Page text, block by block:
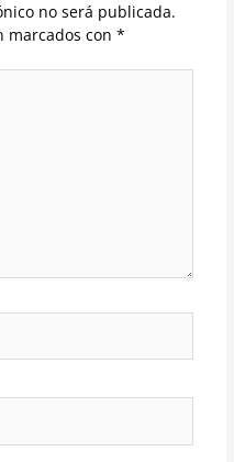
no será publicada.
marcados con *